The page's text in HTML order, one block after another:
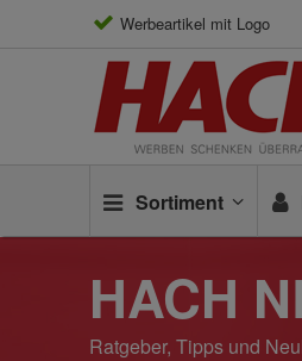
Werbeartikel mit Logo
Sortiment
HACH
Ratgeber, Tipps und